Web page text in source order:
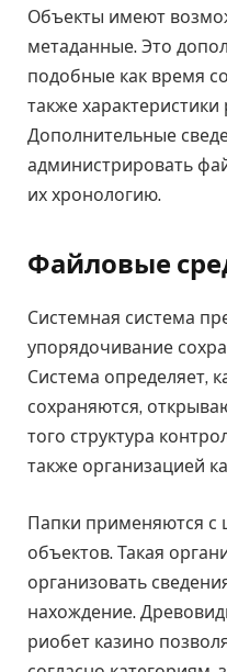
Объекты имеют
метаданные. Это
подобные как время
также
Дополнительные
администрировать
их хронологию.
Файловые
Системная система
упорядочивание
Система определяет,
сохраняются,
того структура
также организацией
Папки применяются с
объектов. Такая
организовать
нахождение.
риобет казино